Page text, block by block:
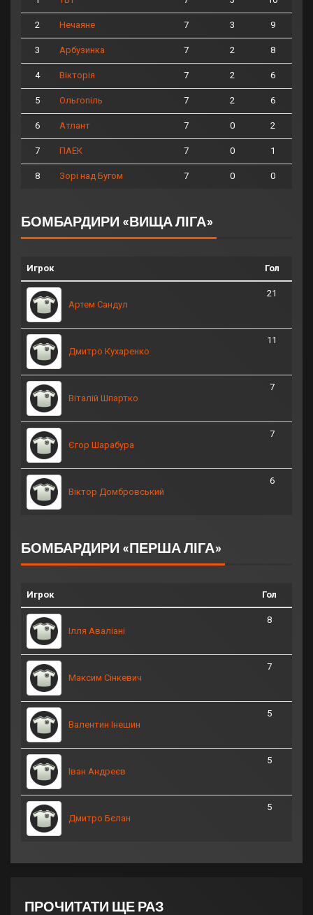
2 Нечаяне 7 3 9
3 Арбузинка 7 2 8
4 Вікторія 7 2 6
5 Ольгопіль 7 2 6
6 Атлант 7 0 2
7 ПАЕК 7 0 1
8 Зорі над Бугом 7 0 0
БОМБАРДИРИ «ВИЩА ЛІГА»
Игрок Гол
Артем Сандул
21
Дмитро Кухаренко
11
Віталій Шпартко
7
Єгор Шарабура
7
Віктор Домбровський
6
БОМБАРДИРИ «ПЕРША ЛІГА»
Игрок Гол
Ілля Аваліані
8
Максим Сінкевич
7
Валентин Інешин
5
Іван Андреєв
5
Дмитро Бєлан
5
ПРОЧИТАТИ ЩЕ РАЗ